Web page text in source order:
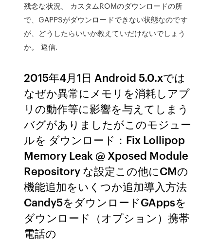
残念な状況。 カスタムROMのダウンロードの所
で、GAPPSがダウンロードできない状態なのです
が、どうしたらいいか教えていだけないでしょう
か。 返信.
2015年4月1日 Android 5.0.xでは
なぜか異常にメモリを消耗しアプ
リの動作等に影響を与えてしまう
バグがありましたがこのモジュー
ルを ダウンロード：Fix Lollipop
Memory Leak @ Xposed Module
Repository な設定この他にCMの
機能追加をいくつか追加導入方法
Candy5をダウンロードGAppsを
ダウンロード（オプション）携帯
電話の